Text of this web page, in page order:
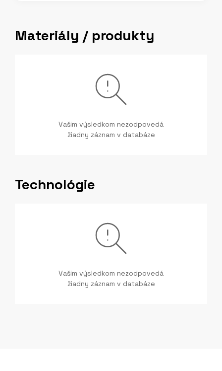
Materiály / produkty
Vašim výsledkom nezodpovedá
žiadny záznam v databáze
Technológie
Vašim výsledkom nezodpovedá
žiadny záznam v databáze